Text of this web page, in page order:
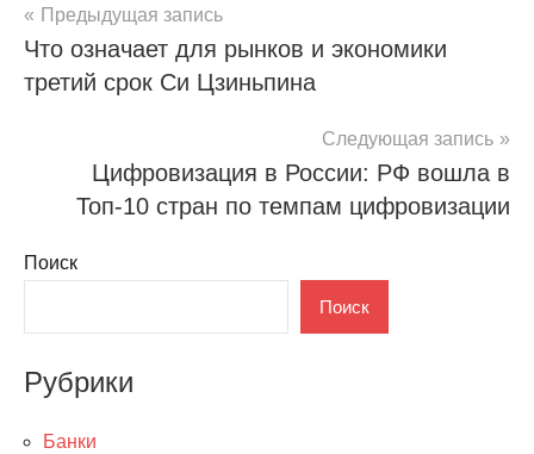
Навигация
по
записям
Предыдущая запись
Что означает для рынков и экономики
третий срок Си Цзиньпина
Следующая запись
Цифровизация в России: РФ вошла в
Топ-10 стран по темпам цифровизации
Поиск
Поиск
Рубрики
Банки